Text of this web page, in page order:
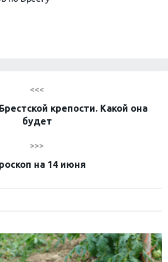
<<<
крепости. Какой она
будет
>>>
на 14 июня